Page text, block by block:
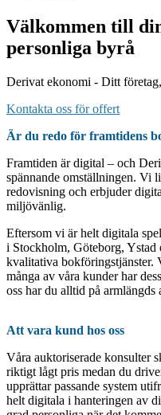
Välkommen till
personliga byrå
Derivat ekonomi - Ditt
Kontakta oss för offert
Är du redo för framtidens
Framtiden är digital – och
spännande omställningen. Vi
redovisning och erbjuder
miljövänlig.
Eftersom vi är helt digitala
i Stockholm, Göteborg, Ystad
kvalitativa bokföringstjänster.
många av våra kunder har
oss har du alltid på
Att vara kund hos oss
Våra auktoriserade konsulter
riktigt lågt pris medan du
upprättar passande system
helt digitala i hanteringen av